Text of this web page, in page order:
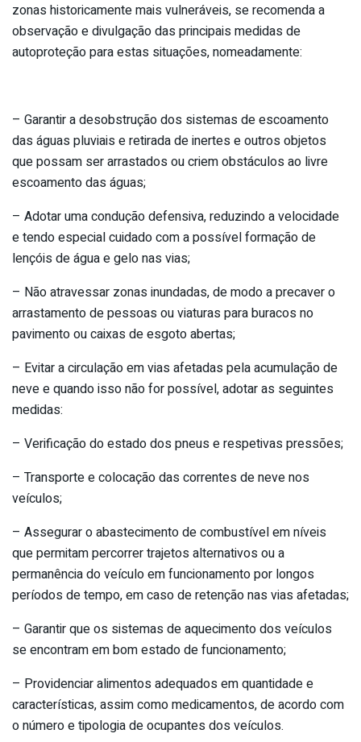
zonas historicamente mais vulneráveis, se recomenda a
observação e divulgação das principais medidas de
autoproteção para estas situações, nomeadamente:
– Garantir a desobstrução dos sistemas de escoamento
das águas pluviais e retirada de inertes e outros objetos
que possam ser arrastados ou criem obstáculos ao livre
escoamento das águas;
– Adotar uma condução defensiva, reduzindo a velocidade
e tendo especial cuidado com a possível formação de
lençóis de água e gelo nas vias;
– Não atravessar zonas inundadas, de modo a precaver o
arrastamento de pessoas ou viaturas para buracos no
pavimento ou caixas de esgoto abertas;
– Evitar a circulação em vias afetadas pela acumulação de
neve e quando isso não for possível, adotar as seguintes
medidas:
– Verificação do estado dos pneus e respetivas pressões;
– Transporte e colocação das correntes de neve nos
veículos;
– Assegurar o abastecimento de combustível em níveis
que permitam percorrer trajetos alternativos ou a
permanência do veículo em funcionamento por longos
períodos de tempo, em caso de retenção nas vias afetadas;
– Garantir que os sistemas de aquecimento dos veículos
se encontram em bom estado de funcionamento;
– Providenciar alimentos adequados em quantidade e
características, assim como medicamentos, de acordo com
o número e tipologia de ocupantes dos veículos.